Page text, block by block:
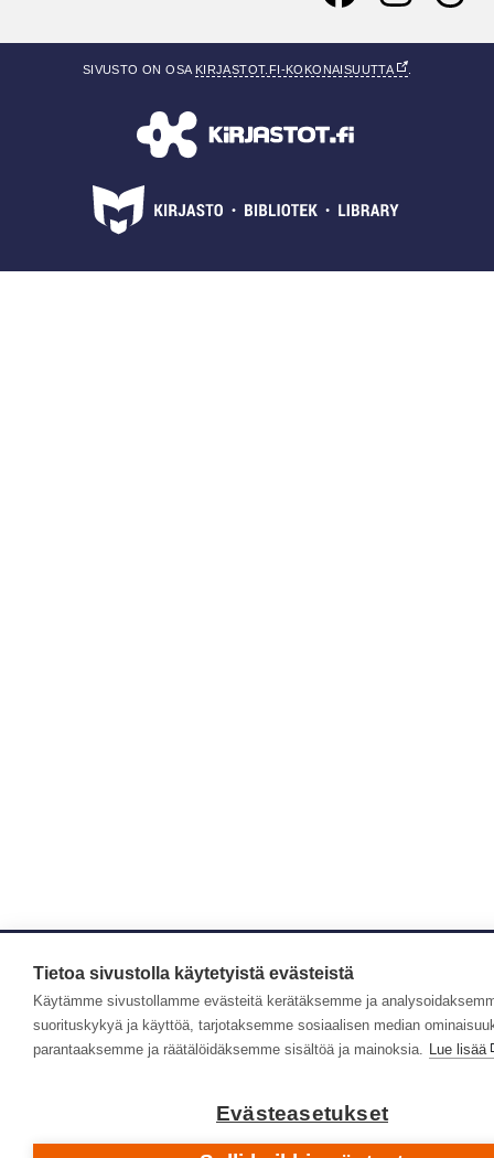
Tietoa sivustolla käytetyistä evästeistä
Käytämme sivustollamme evästeitä kerätäksemme ja
suorituskykyä ja käyttöä, tarjotaksemme sosiaalisen median
parantaaksemme ja räätälöidäksemme sisältöä ja mainoksia. Lue lisää
Evästeasetukset